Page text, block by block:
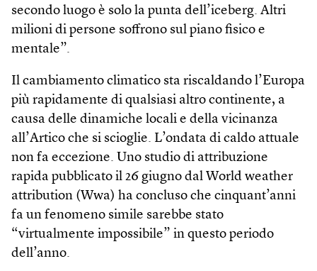
secondo luogo è solo la punta dell’iceberg. Altri
milioni di persone soffrono sul piano fisico e
mentale”.
Il cambiamento climatico sta riscaldando l’Europa
più rapidamente di qualsiasi altro continente, a
causa delle dinamiche locali e della vicinanza
all’Artico che si scioglie. L’ondata di caldo attuale
non fa eccezione. Uno studio di attribuzione
rapida pubblicato il 26 giugno dal World weather
attribution (Wwa) ha concluso che cinquant’anni
fa un fenomeno simile sarebbe stato
“virtualmente impossibile” in questo periodo
dell’anno.